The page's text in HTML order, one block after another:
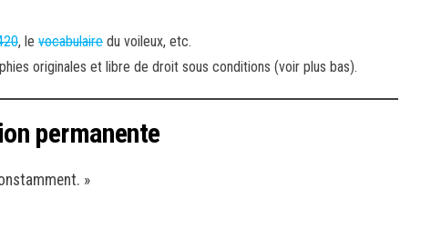
, le vocabulaire du voileux, etc.
originales et libre de droit sous conditions (voir plus bas).
permanente
»